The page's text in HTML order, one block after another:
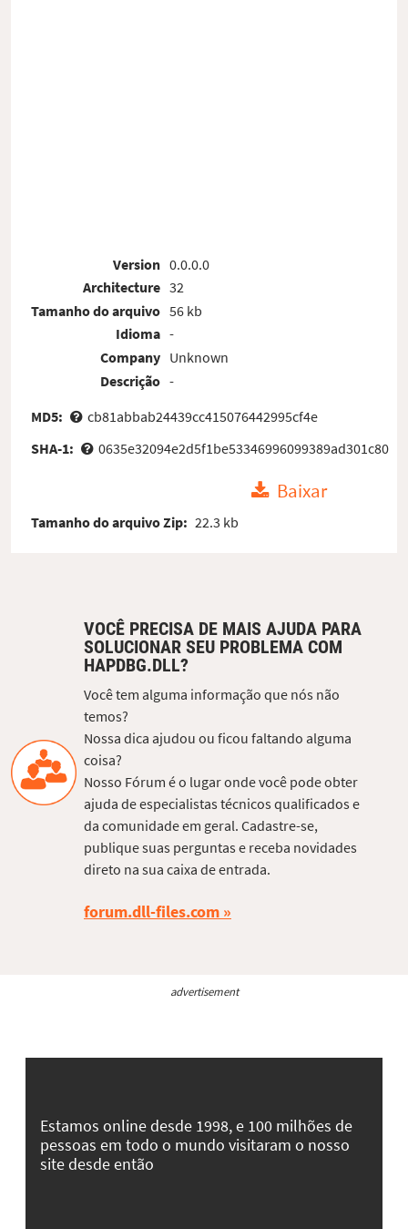
Version
Architecture
Tamanho do arquivo
Idioma
Company
Descrição
0.0.0.0
32
56 kb
-
Unknown
-
MD5:
cb81abbab24439cc415076442995cf4e
SHA-1:
0635e32094e2d5f1be53346996099389ad301c80
Baixar
Tamanho do arquivo Zip: 22.3 kb
VOCÊ PRECISA DE MAIS AJUDA PARA
SOLUCIONAR SEU PROBLEMA COM
HAPDBG.DLL?
Você tem alguma informação que nós não
temos?
Nossa dica ajudou ou ficou faltando alguma
coisa?
Nosso Fórum é o lugar onde você pode obter
ajuda de especialistas técnicos qualificados e
da comunidade em geral. Cadastre-se,
publique suas perguntas e receba novidades
direto na sua caixa de entrada.
forum.dll-files.com
advertisement
Estamos online desde 1998, e 100 milhões de
pessoas em todo o mundo visitaram o nosso
site desde então